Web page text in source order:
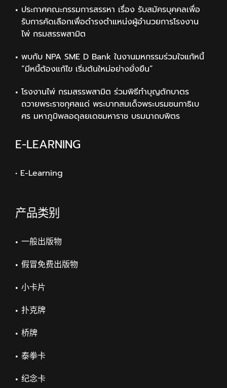
ประกาศคณะกรรมการสรรหา เรื่อง รับสมัครบุคคลเพื่อ
รับการคัดเลือกเพื่อดำรงตำแหน่งผู้อำนวยการโรงงาน
ไพ่ กรมสรรพสามิต
พบกับ NPA SME D Bank ในงานมหกรรมร่วมใจแก้หนี้
“มีหนี้ต้องแก้ไข เริ่มต้นใหม่อย่างยั่งยืน”
โรงงานไพ่ กรมสรรพสามิต ร่วมพิธีทำบุญตักบาตร
ถวายพระราชกุศลแด่ พระบาทสมเด็จพระบรมชนกาธิเบ
ศร มหาภูมิพลอดุลยเดชมหาราช บรมนาถบพิตร
E-LEARNING
• E-Learning
产品类别
一般出版物
假冒免费出版物
小卡片
扑克牌
桥牌
泰拳卡
纪念卡